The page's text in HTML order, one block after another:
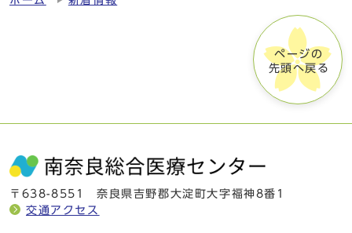
ページの
先頭へ戻る
〒638-8551 奈良県吉野郡大淀町大字福神8番1
交通アクセス